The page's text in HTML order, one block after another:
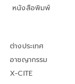
หนังสือพิมพ์
ต่างประเทศ
อาชญากรรม
X-CITE